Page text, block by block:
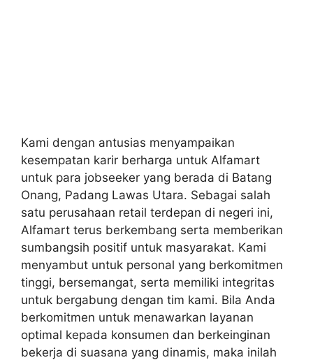
Kami dengan antusias menyampaikan
kesempatan karir berharga untuk Alfamart
untuk para jobseeker yang berada di Batang
Onang, Padang Lawas Utara. Sebagai salah
satu perusahaan retail terdepan di negeri ini,
Alfamart terus berkembang serta memberikan
sumbangsih positif untuk masyarakat. Kami
menyambut untuk personal yang berkomitmen
tinggi, bersemangat, serta memiliki integritas
untuk bergabung dengan tim kami. Bila Anda
berkomitmen untuk menawarkan layanan
optimal kepada konsumen dan berkeinginan
bekerja di suasana yang dinamis, maka inilah